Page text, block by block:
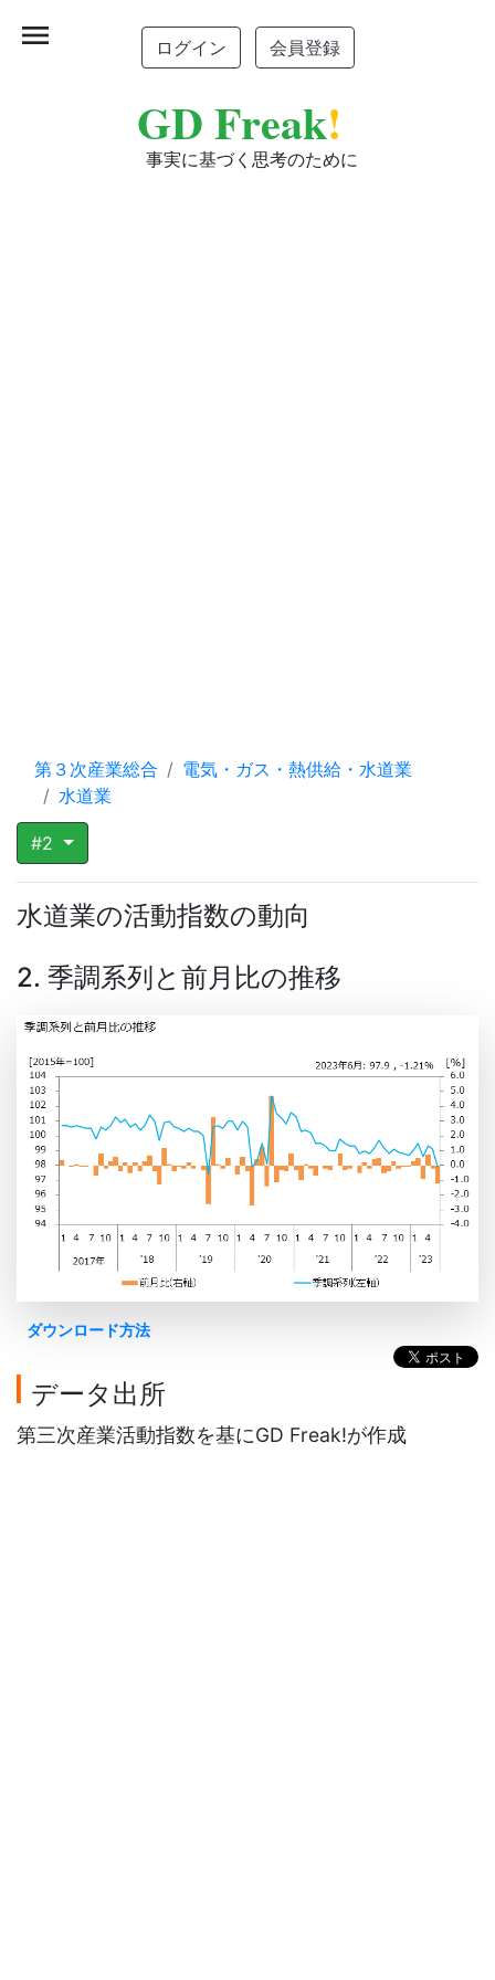
ログイン 会員登録
GD Freak!
事実に基づく思考のために
menu
第３次産業総合
電気・ガス・熱供給・水道業
水道業
#2
水道業の活動指数の動向
2. 季調系列と前月比の推移
ダウンロード方法
データ出所
第三次産業活動指数を基にGD Freak!が作成